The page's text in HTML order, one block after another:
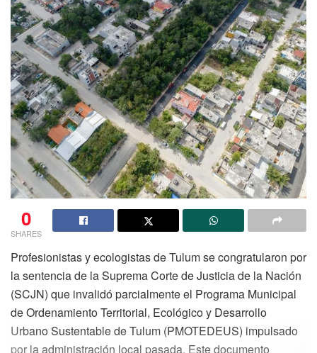
0
SHARES
Profesionistas y ecologistas de Tulum se congratularon por
la sentencia de la Suprema Corte de Justicia de la Nación
(SCJN) que invalidó parcialmente el Programa Municipal
de Ordenamiento Territorial, Ecológico y Desarrollo
Urbano Sustentable de Tulum (PMOTEDEUS) impulsado
por la administración local pasada. Este documento